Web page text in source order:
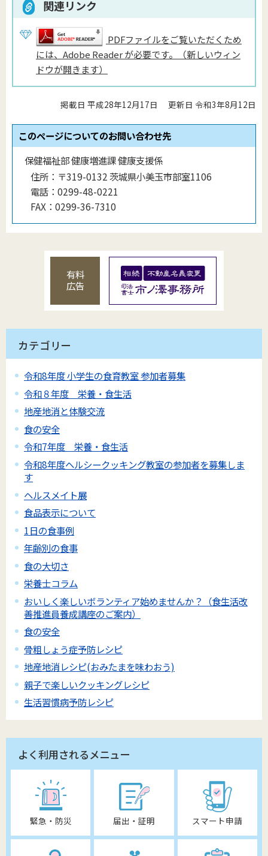
関連リンク
PDFファイルをご覧いただくため
には、Adobe Reader が必要です。（新しいウィン
ドウが開きます）
掲載日 平成28年12月17日 更新日 令和3年8月12日
このページについてのお問い合わせ先
保健福祉部 健康増進課 健康支援係
住所： 〒319-0132 茨城県小美玉市部室1106
電話： 0299-48-0221
FAX： 0299-36-7310
有料
広告
カテゴリー
令和8年度 小学生の食育教室 参加者募集
令和８年度 栄養・食生活
地産地消と体験交流
食の安全
令和7年度 栄養・食生活
令和8年度ヘルシークッキング教室の参加者を募集しま
す
ヘルスメイト展
食品表示について
1日の食事例
年齢別の食事
食の大切さ
栄養士コラム
おいしく楽しいボランティア始めませんか？（食生活改
善推進員養成講座のご案内）
食の安全
骨粗しょう症予防レシピ
地産地消レシピ(おみたまを味わおう)
親子で楽しいクッキングレシピ
生活習慣病予防レシピ
よく利用されるメニュー
緊急・防災 届出・証明 スマート申請